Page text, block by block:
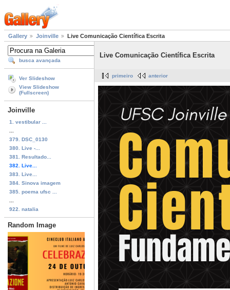
Gallery Joinville Live Comunicação Científica Escrita
busca avançada
Ver Slideshow
View Slideshow
(Fullscreen)
Joinville
1. vestibular ...
379. DSC_0130
380. Live -...
381. Resultado...
382. Live...
383. Live...
384. Sinova imagem
385. poema ufsc ...
922. natalia
Random Image
Live Comunicação Científica Escrita
primeiro anterior